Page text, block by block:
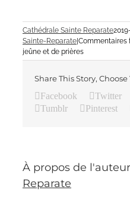
Cathédrale Sainte Reparate
Sainte-Reparate Commentaires
jeûne et de prières
Share This Story,
Facebook Twitter
Tumblr
Pinterest
À propos de
Reparate